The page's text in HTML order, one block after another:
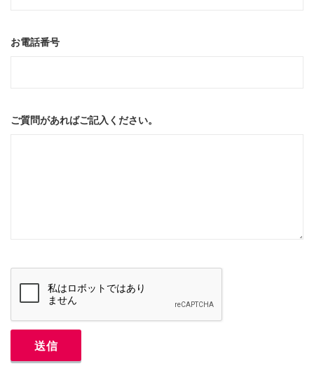
お電話番号
ご質問があればご記入ください。